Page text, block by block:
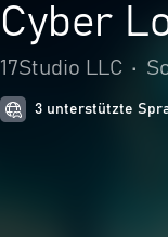
Cyber
17Studio LLC •
3 unterstützte